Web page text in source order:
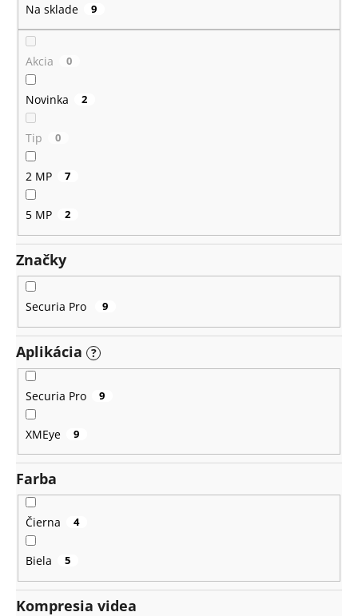
o
v
Na sklade 9
Akcia 0
Novinka 2
Tip 0
2 MP 7
5 MP 2
Značky
Securia Pro 9
Aplikácia ?
Securia Pro 9
XMEye 9
Farba
Čierna 4
Biela 5
Kompresia videa